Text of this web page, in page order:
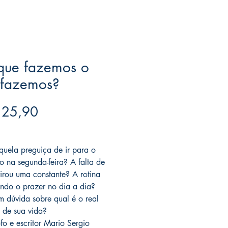
fazemos o
preguiça de ir para o
na segunda-feira? A falta de
uma constante? A rotina
o prazer no dia a dia?
dúvida sobre qual é o real
sua vida?
e escritor Mario Sergio